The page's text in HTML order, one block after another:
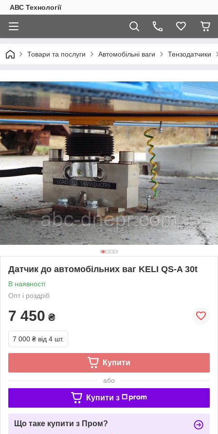
АВС Технології
Товари та послуги Автомобільні ваги Тензодатчики
Датчик до автомобільних ваг KELI QS-A 30t
В наявності
Опт і роздріб
7 450 ₴
7 000 ₴ від 4 шт.
Купити
або
Купити з
Що таке купити з Пром?